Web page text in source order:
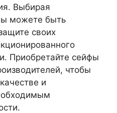
Выбирая
можете быть
своих
Приобретайте сейфы
чтобы
и